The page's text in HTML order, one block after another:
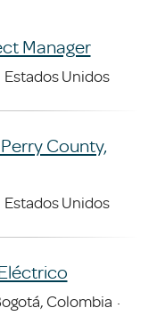
Manager
Estados Unidos
County,
Estados Unidos
Colombia ·